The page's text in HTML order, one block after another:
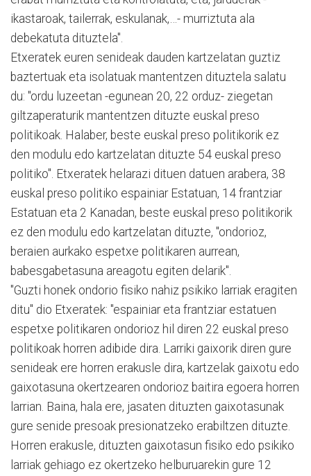
ikastaroak, tailerrak, eskulanak,…- murriztuta ala
debekatuta dituztela".
Etxeratek euren senideak dauden kartzelatan guztiz
baztertuak eta isolatuak mantentzen dituztela salatu
du: "ordu luzeetan -egunean 20, 22 orduz- ziegetan
giltzaperaturik mantentzen dituzte euskal preso
politikoak. Halaber, beste euskal preso politikorik ez
den modulu edo kartzelatan dituzte 54 euskal preso
politiko". Etxeratek helarazi dituen datuen arabera, 38
euskal preso politiko espainiar Estatuan, 14 frantziar
Estatuan eta 2 Kanadan, beste euskal preso politikorik
ez den modulu edo kartzelatan dituzte, "ondorioz,
beraien aurkako espetxe politikaren aurrean,
babesgabetasuna areagotu egiten delarik".
"Guzti honek ondorio fisiko nahiz psikiko larriak eragiten
ditu" dio Etxeratek: "espainiar eta frantziar estatuen
espetxe politikaren ondorioz hil diren 22 euskal preso
politikoak horren adibide dira. Larriki gaixorik diren gure
senideak ere horren erakusle dira, kartzelak gaixotu edo
gaixotasuna okertzearen ondorioz baitira egoera horren
larrian. Baina, hala ere, jasaten dituzten gaixotasunak
gure senide presoak presionatzeko erabiltzen dituzte.
Horren erakusle, dituzten gaixotasun fisiko edo psikiko
larriak gehiago ez okertzeko helburuarekin gure 12